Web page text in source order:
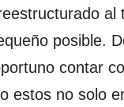
al
posible.
contar
estos no solo